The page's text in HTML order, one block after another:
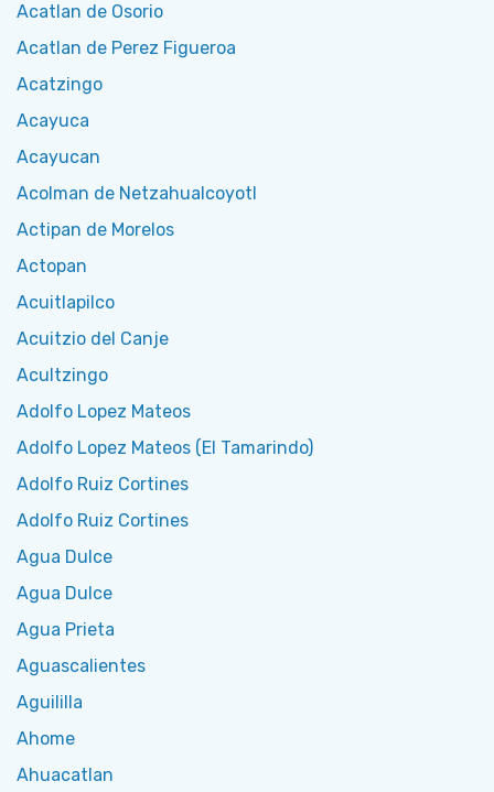
Acatlan de Osorio
Acatlan de Perez Figueroa
Acatzingo
Acayuca
Acayucan
Acolman de Netzahualcoyotl
Actipan de Morelos
Actopan
Acuitlapilco
Acuitzio del Canje
Acultzingo
Adolfo Lopez Mateos
Adolfo Lopez Mateos (El Tamarindo)
Adolfo Ruiz Cortines
Adolfo Ruiz Cortines
Agua Dulce
Agua Dulce
Agua Prieta
Aguascalientes
Aguililla
Ahome
Ahuacatlan